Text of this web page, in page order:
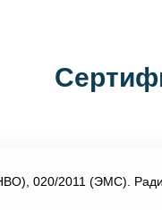
020/2011 (ЭМС).